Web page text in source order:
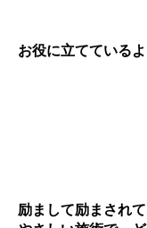
お役に立てているよ
励まして励まされ